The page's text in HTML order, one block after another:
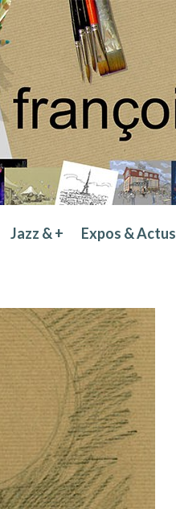
Jazz & + Expos & Actus